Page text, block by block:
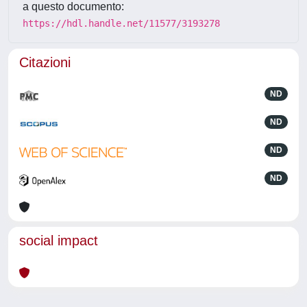
a questo documento:
https://hdl.handle.net/11577/3193278
Citazioni
ND
ND
ND
ND
social impact